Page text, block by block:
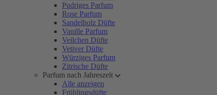
Pudriges Parfum
Rose Parfum
Sandelholz Düfte
Vanille Parfum
Veilchen Düfte
Vetiver Düfte
Würziges Parfum
Zitrische Düfte
Parfum nach Jahreszeit
Alle anzeigen
Frühlingsdüfte